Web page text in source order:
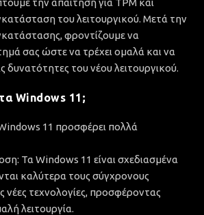
την απαίτηση για TPM και
του λειτουργικού. Μετά την
φροντίζουμε να
σας ώστε να τρέχει ομαλά και να
δυνατότητες του νέου λειτουργικού.
Windows 11;
11 προσφέρει πολλά
Τα Windows 11 είναι σχεδιασμένα
καλύτερα τους σύγχρονους
νέες τεχνολογίες, προσφέροντας
λειτουργία.